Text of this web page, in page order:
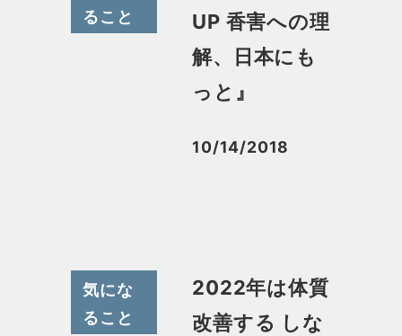
ること
UP 香害への理
解、日本にも
っと』
投稿日
10/14/2018
気にな
ること
2022年は体質
改善する しな